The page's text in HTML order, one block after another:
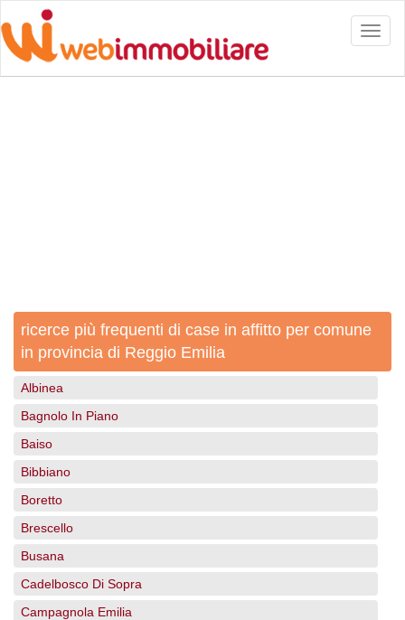
ricerce più frequenti di case in affitto per comune
in provincia di Reggio Emilia
Albinea
Bagnolo In Piano
Baiso
Bibbiano
Boretto
Brescello
Busana
Cadelbosco Di Sopra
Campagnola Emilia